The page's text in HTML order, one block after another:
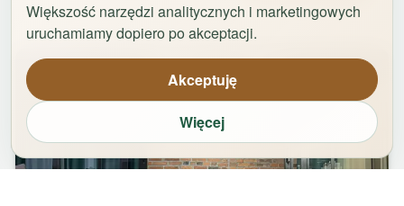
Większość narzędzi analitycznych i marketingowych
uruchamiamy dopiero po akceptacji.
Więcej
Akceptuję